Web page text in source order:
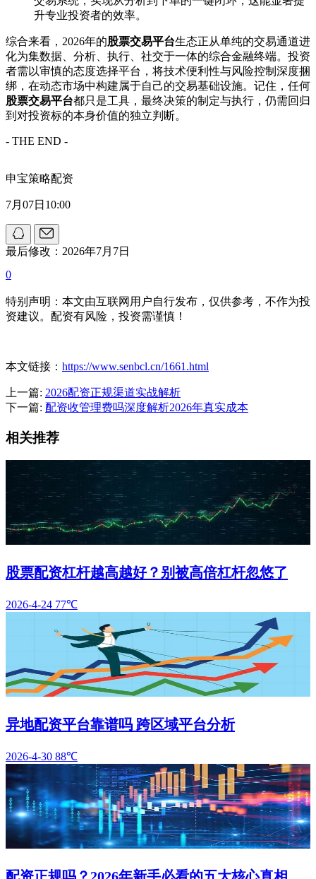
升专业投资者的效率。
综合来看，2026年的股票交易平台生态正从单纯的交易通道进
化为集数据、分析、执行、社交于一体的综合金融终端。投资
者需以审慎的态度选择平台，将技术便利性与风险控制深度捆
绑，在动态市场中构建属于自己的交易基础设施。记住，任何
股票交易平台都只是工具，最终决策的制定与执行，仍需回归
到对投资标的本身价值的独立判断。
- THE END -
申宝策略配资
7月07日10:00
最后修改：2026年7月7日
0
特别声明：本文由互联网用户自行发布，仅供参考，不作为投
资建议。配资有风险，投资需谨慎！
本文链接： https://www.senbcl.cn/1661.html
上一篇: 2026配资正规渠道实战解析
下一篇: 配资收管理费吗深度解析2026年真实成本
相关推荐
股票配资杠杆越高越好？别被高倍杠杆忽悠了
2026-4-24 77℃
异地配资平台靠谱吗 跨区域平台分析
2026-4-30 88℃